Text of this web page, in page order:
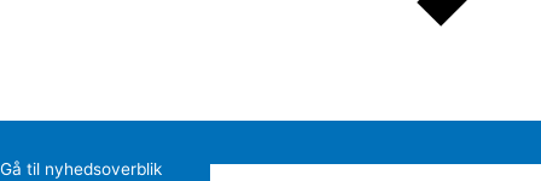
Gå til nyhedsoverblik